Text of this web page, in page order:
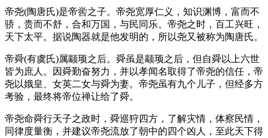
帝尧(陶唐氏)是帝喾之子。帝尧宽厚仁义，知识渊博，富而不
骄，贵而不舒，合和万国，与民同乐。帝尧之时，百工兴旺，
天下太平。据说陶器就是他发明的，所以尧又被称为陶唐氏。
帝舜(有虞氏)属颛顼之后。舜虽是颛顼之后，但自舜以上六世
皆为庶人。因舜勤奋努力，并以孝闻名取得了帝尧的信任，帝
尧以娥皇、女英二女与舜为妻。帝尧虽有九个儿子，但经多方
考验，最终将帝位禅让给了舜。
帝尧命舜行天子之政时，舜巡狩四方，了解灾情，体察民情，
同律度量衡，并建议帝尧流放了朝中的四个凶人，至此天下得